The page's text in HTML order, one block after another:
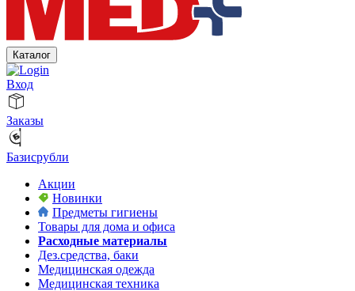
Каталог
Вход
Заказы
Базисрубли
Акции
Новинки
Предметы гигиены
Товары для дома и офиса
Расходные материалы
Дез.средства, баки
Медицинская одежда
Медицинская техника